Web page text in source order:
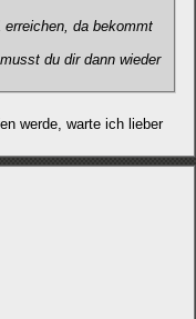
da bekommt
du dir dann wieder
werde, warte ich lieber